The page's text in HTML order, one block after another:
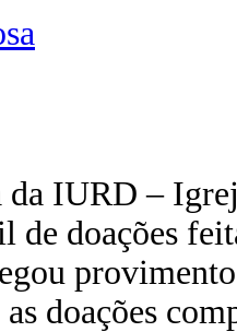
IURD –
de doações
doações